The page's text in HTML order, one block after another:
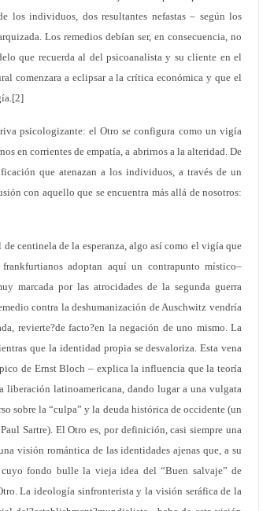
individuos, dos resultantes nefastas – según los
Los remedios debían ser, en consecuencia, no
que recuerda al del psicoanalista y su cliente en el
comenzara a eclipsar a la crítica económica y que el
psicologizante: el Otro se configura como un vigía
en corrientes de empatía, a abrirnos a la alteridad. De
que atenazan a los individuos, a través de un
con aquello que se encuentra más allá de nosotros:
centinela de la esperanza, algo así como el vigía que
adoptan aquí un contrapunto místico–
marcada por las atrocidades de la segunda guerra
contra la deshumanización de Auschwitz vendría
revierte?de facto?en la negación de uno mismo. La
que la identidad propia se desvaloriza. Esta vena
de Ernst Bloch – explica la influencia que la teoría
latinoamericana, dando lugar a una vulgata
sobre la “culpa” y la deuda histórica de occidente (un
Sartre). El Otro es, por definición, casi siempre una
visión romántica de las identidades ajenas que, a su
fondo bulle la vieja idea del “Buen salvaje” de
La ideología sinfronterista y la visión seráfica de la